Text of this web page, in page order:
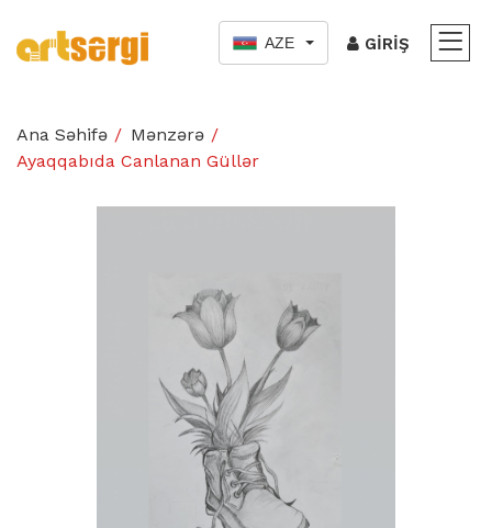
AZE GIRIŞ
Ana Səhifə
Mənzərə
Ayaqqabıda Canlanan Güllər